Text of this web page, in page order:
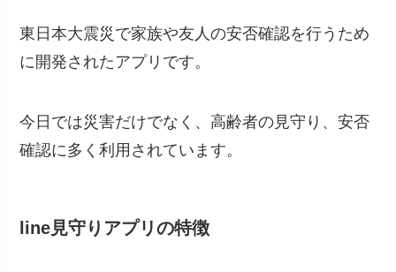
東日本大震災で家族や友人の安否確認を行うため
に開発されたアプリです。
今日では災害だけでなく、高齢者の見守り、安否
確認に多く利用されています。
line見守りアプリの特徴